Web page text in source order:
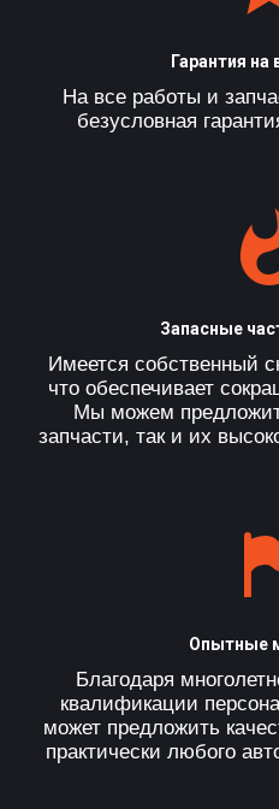
Гарантия на
На все работы и
безусловная
Запасные
Имеется собственный
что обеспечивает
Мы можем
запчасти, так и их
Опытные
Благодаря
квалификации
может предложить
практически любого